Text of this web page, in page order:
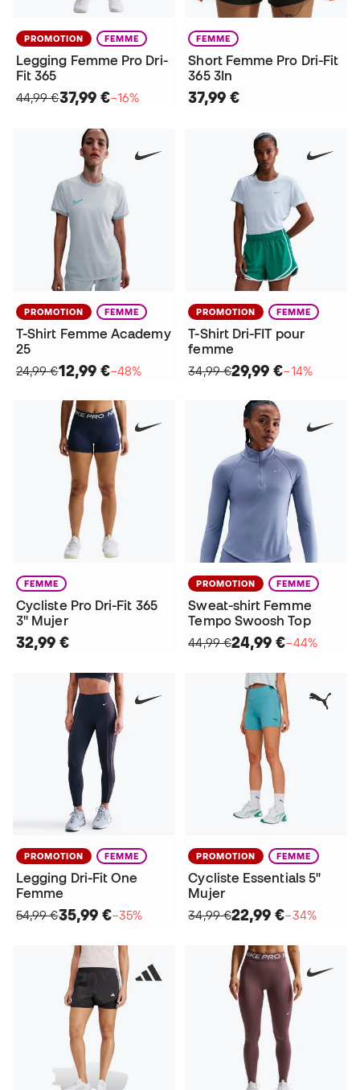
PROMOTION FEMME
Legging Femme Pro Dri-
Fit 365
44,99 €37,99 €−16%
FEMME
Short Femme Pro Dri-Fit
365 3In
37,99 €
PROMOTION FEMME
T-Shirt Femme Academy
25
24,99 €12,99 €−48%
PROMOTION FEMME
T-Shirt Dri-FIT pour
femme
34,99 €29,99 €−14%
FEMME
Cycliste Pro Dri-Fit 365
3" Mujer
32,99 €
PROMOTION FEMME
Sweat-shirt Femme
Tempo Swoosh Top
44,99 €24,99 €−44%
PROMOTION FEMME
Legging Dri-Fit One
Femme
54,99 €35,99 €−35%
PROMOTION FEMME
Cycliste Essentials 5"
Mujer
34,99 €22,99 €−34%